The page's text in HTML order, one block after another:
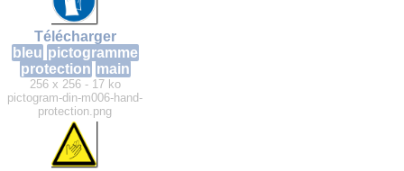
Télécharger
bleu pictogramme
protection main
256 x 256 - 17 ko
pictogram-din-m006-hand-
protection.png